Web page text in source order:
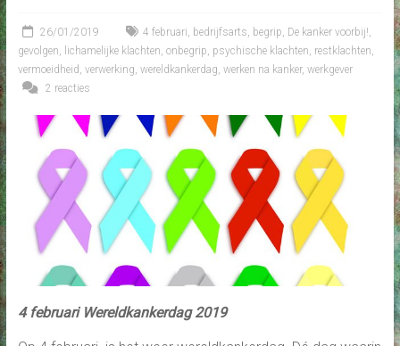
26/01/2019 4 februari, bedrijfsarts, begrip, De kanker voorbij!,
gevolgen, lichamelijke klachten, onbegrip, psychische klachten, restklachten,
vermoeidheid , verwerking, wereldkankerdag, werken na kanker, werkgever
2 reacties
4 februari Wereldkankerdag 2019